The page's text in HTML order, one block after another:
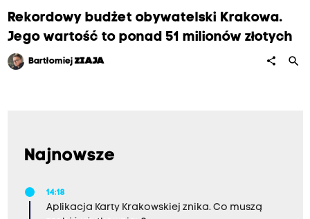
Rekordowy budżet obywatelski Krakowa.
Jego wartość to ponad 51 milionów złotych
BartłomiejZIAJA share search
Najnowsze
14:18
Aplikacja Karty Krakowskiej znika. Co muszą